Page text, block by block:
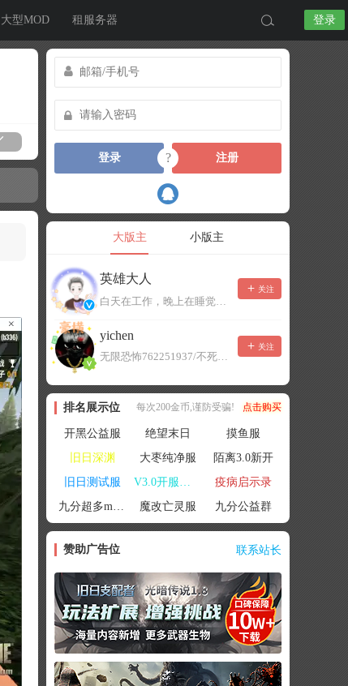
大型MOD 租服务器 登录
登录 ? 注册
大版主 小版主
英雄大人
白天在工作，晚上在睡觉，有事可以留言，不一定能及时回复！
关注
yichen
无限恐怖762251937/不死者末日1080207504
关注
排名展示位 每次200金币,谨防受骗! 点击购买
开黑公益服 绝望末日
摸鱼服
旧日深渊
大枣纯净服
陌离3.0新开
旧日测试服
V3.0开服联机
疫病启示录
九分超多mod群
魔改亡灵服 九分公益群
赞助广告位 联系站长